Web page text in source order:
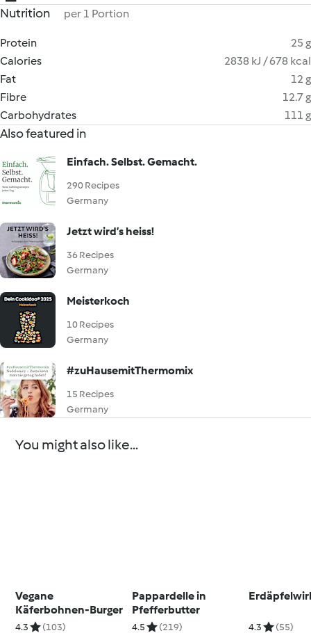
Nutrition per 1 Portion
Protein
25 g
Calories
2838 kJ / 678 kcal
Fat
12 g
Fibre
12.7 g
Carbohydrates
111 g
Also featured in
Einfach. Selbst. Gemacht.
290 Recipes
Germany
Jetzt wird’s heiss!
36 Recipes
Germany
Meisterkoch
10 Recipes
Germany
#zuHausemitThermomix
15 Recipes
Germany
You might also like...
Vegane
Käferbohnen-Burger
4.3 (103)
Pappardelle in
Pfefferbutter
4.5 (219) 4.3 (55)